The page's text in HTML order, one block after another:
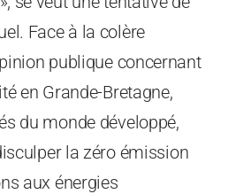
Face à la colère
publique concernant
en Grande-Bretagne,
du monde développé,
la zéro émission
aux énergies